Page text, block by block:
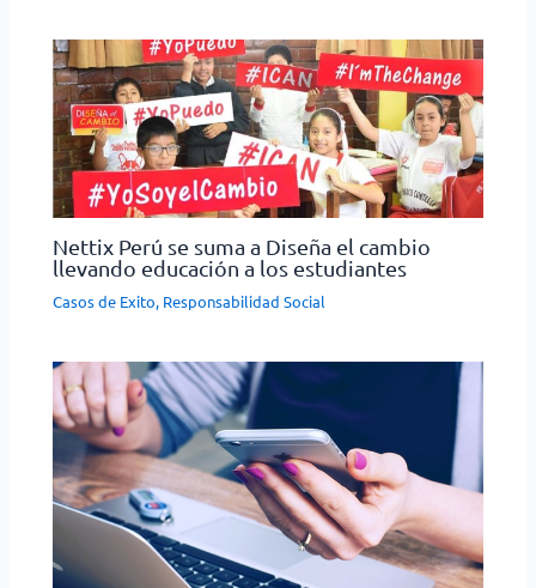
Nettix Perú se suma a Diseña el cambio
llevando educación a los estudiantes
Casos de Exito, Responsabilidad Social